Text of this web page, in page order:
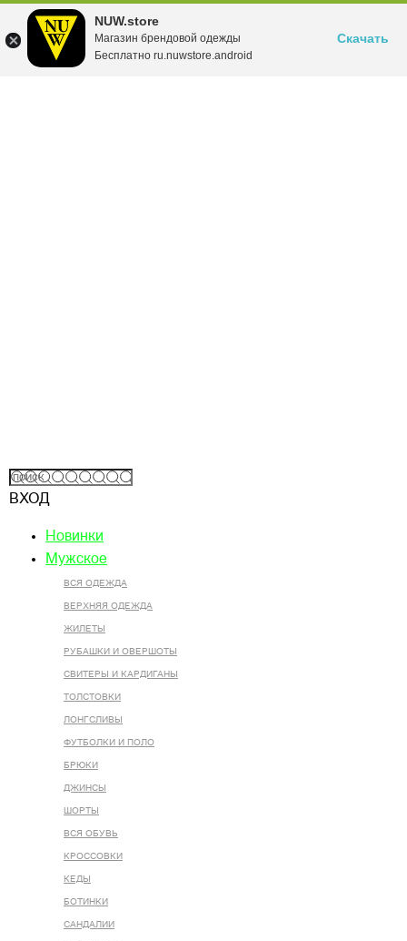
NUW.store
Магазин брендовой одежды
Бесплатно ru.nuwstore.android
Скачать
ВХОД
Новинки
Мужское
ВСЯ ОДЕЖДА
ВЕРХНЯЯ ОДЕЖДА
ЖИЛЕТЫ
РУБАШКИ И ОВЕРШОТЫ
СВИТЕРЫ И КАРДИГАНЫ
ТОЛСТОВКИ
ЛОНГСЛИВЫ
ФУТБОЛКИ И ПОЛО
БРЮКИ
ДЖИНСЫ
ШОРТЫ
ВСЯ ОБУВЬ
КРОССОВКИ
КЕДЫ
БОТИНКИ
САНДАЛИИ